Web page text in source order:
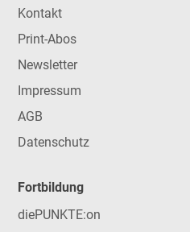
Kontakt
Print-Abos
Newsletter
Impressum
AGB
Datenschutz
Fortbildung
diePUNKTE:on